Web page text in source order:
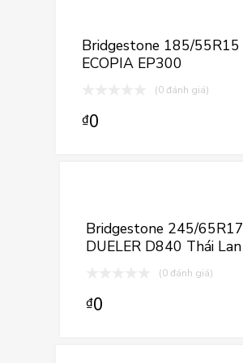
Bridgestone 185/55R15
ECOPIA EP300
(0 đánh giá)
₫0
Bridgestone 245/65R17
DUELER D840 Thái Lan
(0 đánh giá)
₫0